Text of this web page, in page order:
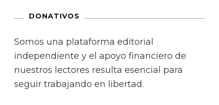
DONATIVOS
Somos una plataforma editorial
independiente y el apoyo financiero de
nuestros lectores resulta esencial para
seguir trabajando en libertad.